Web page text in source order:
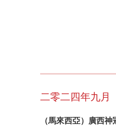
二零二四年九月
（馬來西亞）廣西